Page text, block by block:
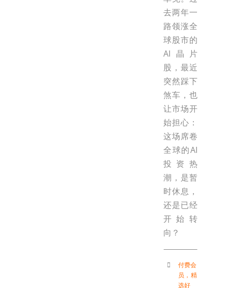
去两年一
路领涨全
球股市的
AI晶片
股，最近
突然踩下
煞车，也
让市场开
始担心：
这场席卷
全球的AI
投资热
潮，是暂
时休息，
还是已经
开始转
向？
付费会
员 ， 精
选好